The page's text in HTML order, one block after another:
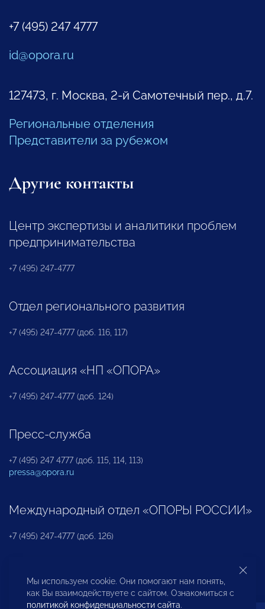
+7 (495) 247 4777
id@opora.ru
127473, г. Москва, 2-й Самотечный пер., д.7.
Региональные отделения
Представители за рубежом
Другие контакты
Центр экспертизы и аналитики проблем
предпринимательства
+7 (495) 247-4777
Отдел регионального развития
+7 (495) 247-4777 (доб. 116, 117)
Ассоциация «НП «ОПОРА»
+7 (495) 247-4777 (доб. 124)
Пресс-служба
+7 (495) 247 4777 (доб. 115, 114, 113)
pressa@opora.ru
Международный отдел «ОПОРЫ РОССИИ»
+7 (495) 247-4777 (доб. 126)
Бюро по защите прав предпринимателей и
инвесторов
Мы используем cookie. Они помогают нам понять,
как Вы взаимодействуете с сайтом. Ознакомиться с
политикой конфиденциальности сайта.